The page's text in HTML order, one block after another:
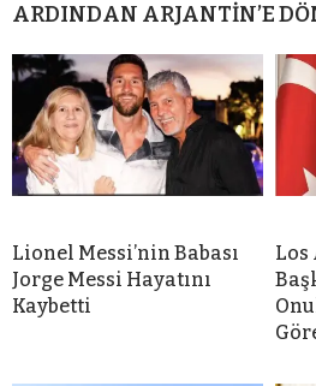
ARDINDAN ARJANTİN’E
Lionel Messi’nin Babası
Jorge Messi Hayatını
Kaybetti
Los